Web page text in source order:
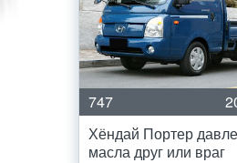
747
Хёндай Портер
масла друг или враг